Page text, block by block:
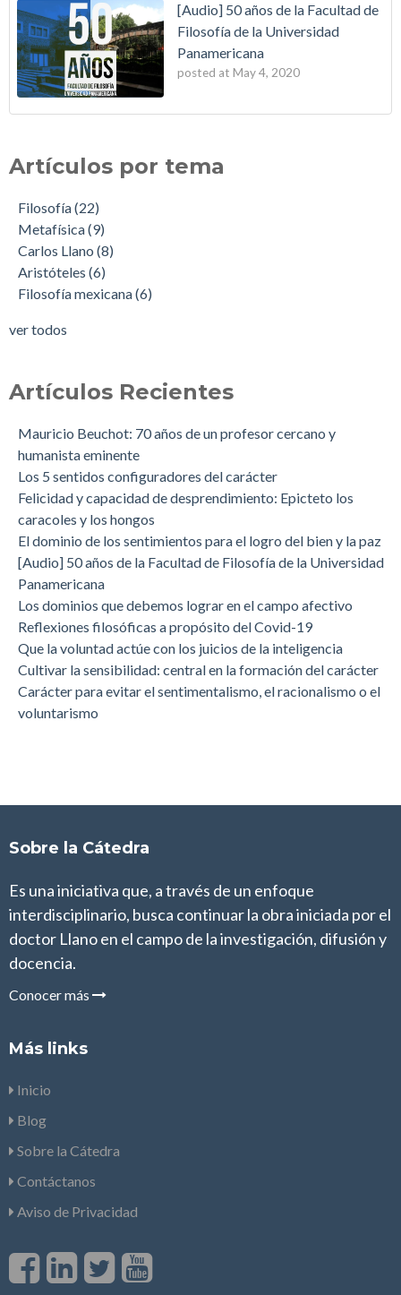
[Audio] 50 años de la Facultad de
Filosofía de la Universidad
Panamericana
posted at May 4, 2020
Artículos por tema
Filosofía(22)
Metafísica(9)
Carlos Llano (8)
Aristóteles (6)
Filosofía mexicana(6)
ver todos
Artículos Recientes
Mauricio Beuchot: 70 años de un profesor cercano y
humanista eminente
Los 5 sentidos configuradores del carácter
Felicidad y capacidad de desprendimiento: Epicteto los
caracoles y los hongos
El dominio de los sentimientos para el logro del bien y la paz
[Audio] 50 años de la Facultad de Filosofía de la Universidad
Panamericana
Los dominios que debemos lograr en el campo afectivo
Reflexiones filosóficas a propósito del Covid-19
Que la voluntad actúe con los juicios de la inteligencia
Cultivar la sensibilidad: central en la formación del carácter
Carácter para evitar el sentimentalismo, el racionalismo o el
voluntarismo
Sobre la Cátedra
Es una iniciativa que, a través de un enfoque
interdisciplinario, busca continuar la obra iniciada por el
doctor Llano en el campo de la investigación, difusión y
docencia.
Conocer más
Más links
Inicio
Blog
Sobre la Cátedra
Contáctanos
Aviso de Privacidad